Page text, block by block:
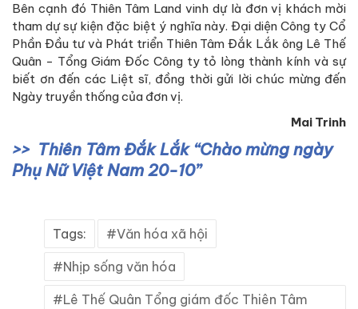
Bên cạnh đó Thiên Tâm Land vinh dự là đơn vị khách mời
tham dự sự kiện đặc biệt ý nghĩa này. Đại diện Công ty Cổ
Phần Đầu tư và Phát triển Thiên Tâm Đắk Lắk ông Lê Thế
Quân - Tổng Giám Đốc Công ty tỏ lòng thành kính và sự
biết ơn đến các Liệt sĩ, đồng thời gửi lời chúc mừng đến
Ngày truyền thống của đơn vị.
Mai Trinh
Thiên Tâm Đắk Lắk “Chào mừng ngày
Phụ Nữ Việt Nam 20-10”
Tags: Văn hóa xã hội
Nhịp sống văn hóa
Lê Thế Quân Tổng giám đốc Thiên Tâm